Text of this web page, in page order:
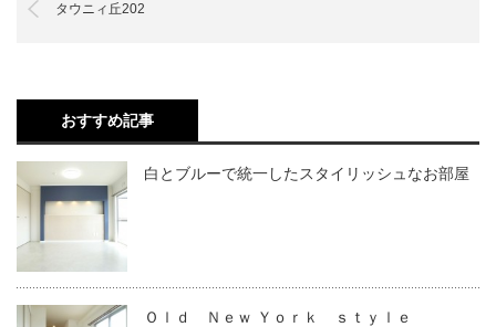
タウニィ丘202
おすすめ記事
白とブルーで統一したスタイリッシュなお部屋
Ｏｌｄ Ｎｅｗ Ｙｏｒｋ ｓｔｙｌｅ